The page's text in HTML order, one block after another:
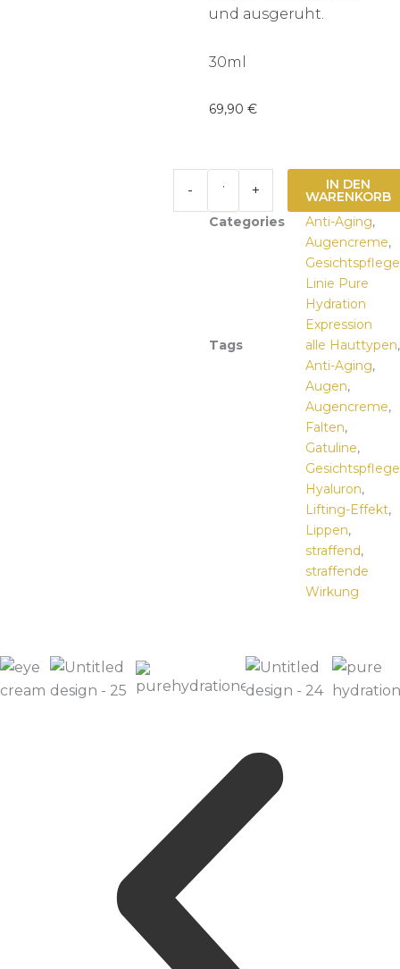
und ausgeruht.
30ml
69,90 €
-
Hydration
Expression
+ IN DEN
WARENKORB
Categories
Anti-Aging,
Augencreme,
Gesichtspflege
Linie Pure
Hydration
Expression
Tags
alle Hauttypen,
Anti-Aging,
Augen,
Augencreme,
Falten,
Gatuline,
Gesichtspflege
Hyaluron,
Lifting-Effekt,
Lippen,
straffend,
straffende
Wirkung